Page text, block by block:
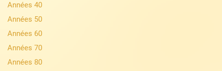
Années 40
Années 50
Années 60
Années 70
Années 80